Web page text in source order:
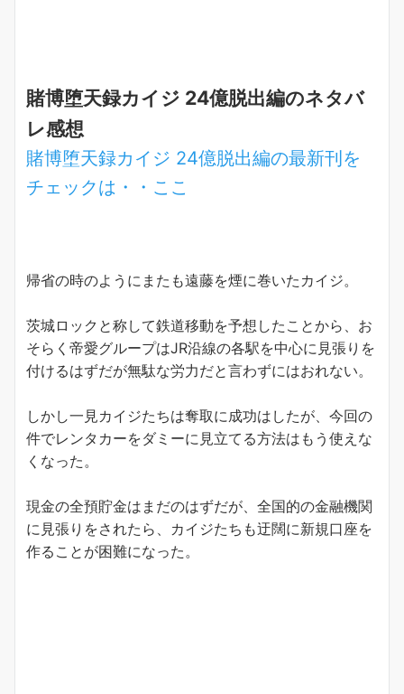
賭博堕天録カイジ 24億脱出編のネタバ
レ感想
賭博堕天録カイジ 24億脱出編の最新刊を
チェックは・・ここ
帰省の時のようにまたも遠藤を煙に巻いたカイジ。
茨城ロックと称して鉄道移動を予想したことから、お
そらく帝愛グループはJR沿線の各駅を中心に見張りを
付けるはずだが無駄な労力だと言わずにはおれない。
しかし一見カイジたちは奪取に成功はしたが、今回の
件でレンタカーをダミーに見立てる方法はもう使えな
くなった。
現金の全預貯金はまだのはずだが、全国的の金融機関
に見張りをされたら、カイジたちも迂闊に新規口座を
作ることが困難になった。